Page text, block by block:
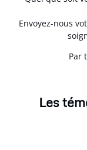
Envoyez-nous
Par
Les